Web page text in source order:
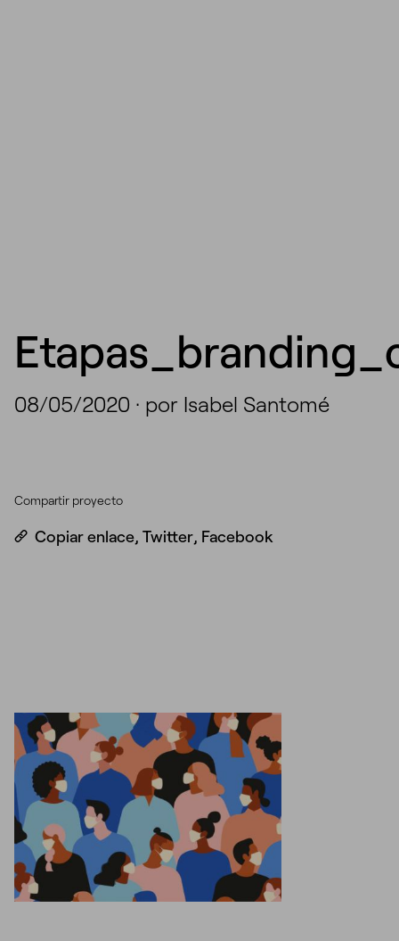
08/05/2020 · por Isabel Santomé
Compartir proyecto
Copiar enlace, Twitter, Facebook